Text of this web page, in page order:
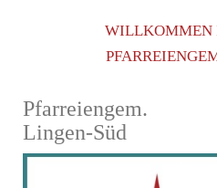
WILLKOMMEN
Pfarreiengem.
Lingen-Süd